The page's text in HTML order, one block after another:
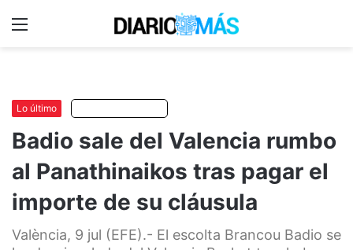
Lo último
Badio sale del Valencia rumbo
al Panathinaikos tras pagar el
importe de su cláusula
València, 9 jul (EFE).- El escolta Brancou Badio se